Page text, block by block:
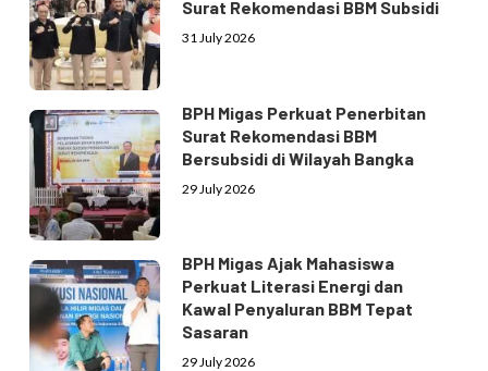
Surat Rekomendasi BBM Subsidi
31 July 2026
BPH Migas Perkuat Penerbitan
Surat Rekomendasi BBM
Bersubsidi di Wilayah Bangka
29 July 2026
BPH Migas Ajak Mahasiswa
Perkuat Literasi Energi dan
Kawal Penyaluran BBM Tepat
Sasaran
29 July 2026